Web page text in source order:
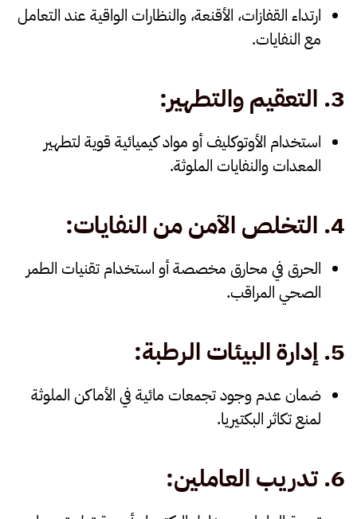
ارتداء القفازات، الأقنعة، والنظارات الواقية عند التعامل
مع النفايات.
3. التعقيم والتطهير:
استخدام الأوتوكليف أو مواد كيميائية قوية لتطهير
المعدات والنفايات الملوثة.
4. التخلص الآمن من النفايات:
الحرق في محارق مخصصة أو استخدام تقنيات الطمر
الصحي المراقب.
5. إدارة البيئات الرطبة:
ضمان عدم وجود تجمعات مائية في الأماكن الملوثة
لمنع تكاثر البكتيريا.
6. تدريب العاملين: